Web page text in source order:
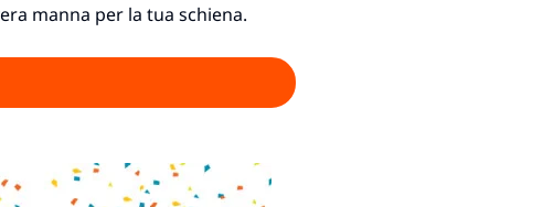
manna per la tua schiena.